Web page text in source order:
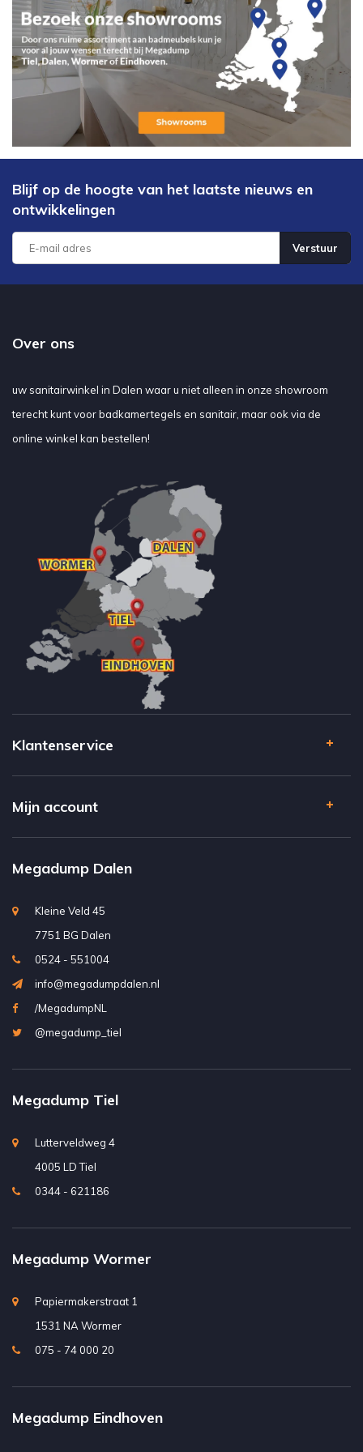
Blijf op de hoogte van het laatste nieuws en
ontwikkelingen
Verstuur
Over ons
uw sanitairwinkel in Dalen waar u niet alleen in onze showroom
terecht kunt voor badkamertegels en sanitair, maar ook via de
online winkel kan bestellen!
Klantenservice
Mijn account
Megadump Dalen
Kleine Veld 45
7751 BG Dalen
0524 - 551004
info@megadumpdalen.nl
/MegadumpNL
@megadump_tiel
Megadump Tiel
Lutterveldweg 4
4005 LD Tiel
0344 - 621186
Megadump Wormer
Papiermakerstraat 1
1531 NA Wormer
075 - 74 000 20
Megadump Eindhoven